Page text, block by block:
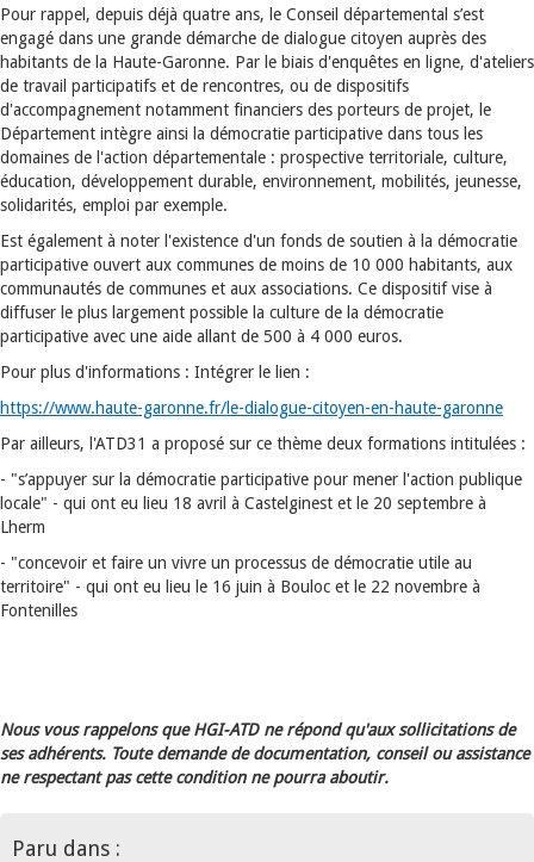
Pour rappel, depuis déjà quatre ans, le Conseil départemental s’est
engagé dans une grande démarche de dialogue citoyen auprès des
habitants de la Haute-Garonne. Par le biais d'enquêtes en ligne, d'ateliers
de travail participatifs et de rencontres, ou de dispositifs
d'accompagnement notamment financiers des porteurs de projet, le
Département intègre ainsi la démocratie participative dans tous les
domaines de l'action départementale : prospective territoriale, culture,
éducation, développement durable, environnement, mobilités, jeunesse,
solidarités, emploi par exemple.
Est également à noter l'existence d'un fonds de soutien à la démocratie
participative ouvert aux communes de moins de 10 000 habitants, aux
communautés de communes et aux associations. Ce dispositif vise à
diffuser le plus largement possible la culture de la démocratie
participative avec une aide allant de 500 à 4 000 euros.
Pour plus d'informations : Intégrer le lien :
https://www.haute-garonne.fr/le-dialogue-citoyen-en-haute-garonne
Par ailleurs, l'ATD31 a proposé sur ce thème deux formations intitulées :
- "s’appuyer sur la démocratie participative pour mener l'action publique
locale" - qui ont eu lieu 18 avril à Castelginest et le 20 septembre à
Lherm
- "concevoir et faire un vivre un processus de démocratie utile au
territoire" - qui ont eu lieu le 16 juin à Bouloc et le 22 novembre à
Fontenilles
Nous vous rappelons que HGI-ATD ne répond qu'aux sollicitations de
ses adhérents. Toute demande de documentation, conseil ou assistance
ne respectant pas cette condition ne pourra aboutir.
Paru dans :